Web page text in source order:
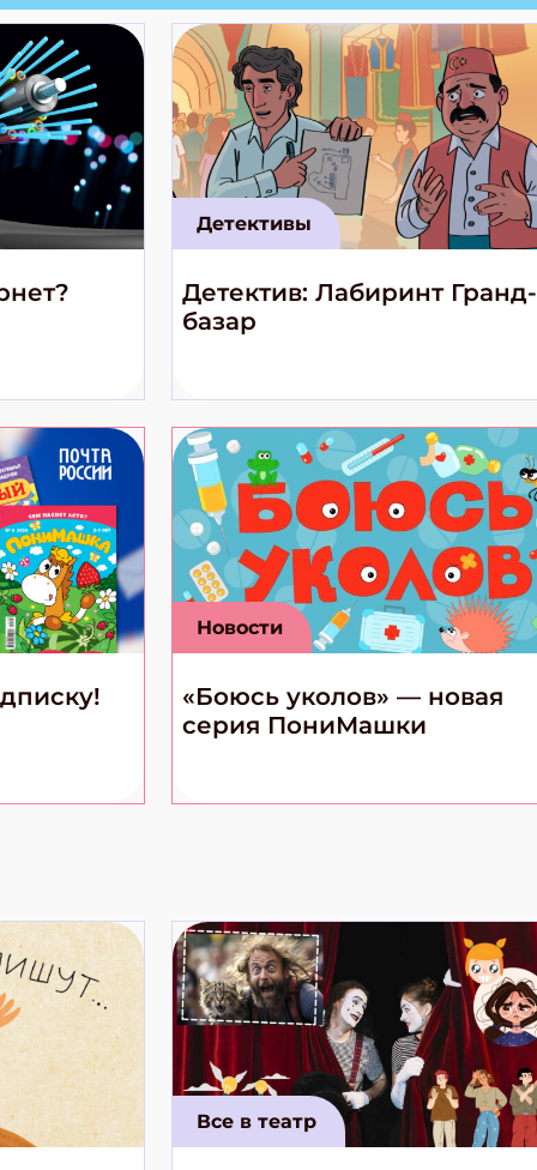
народов России
Новый комикс про
космические приключения!
Детективы
Детектив: Лабиринт Гранд-
базар
Новости
«Боюсь уколов» — новая
серия ПониМашки
Все в театр